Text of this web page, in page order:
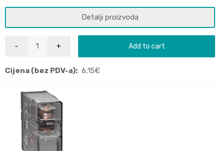
Detalji proizvoda
Add to cart
Cijena (bez PDV-a): 6,15€